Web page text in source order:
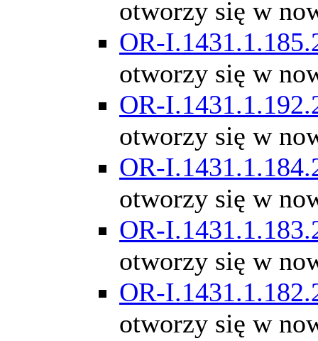
otworzy się w
OR-
otworzy się w
OR-
otworzy się w
OR-
otworzy się w
OR-
otworzy się w
OR-
otworzy się w